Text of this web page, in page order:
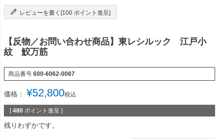
レビューを書く[100 ポイント進呈]
【反物／お問い合わせ商品】東レシルック 江戸小
紋 鮫万筋
商品番号 600-6062-0087
価格： ¥52,800税込
[ 480 ポイント進呈 ]
残りわずかです。